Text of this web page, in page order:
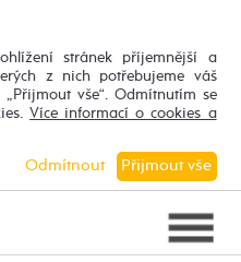
stránek příjemnější a
z nich potřebujeme váš
vše“. Odmítnutím se
Více informací o cookies a
Přijmout vše
Odmítnout